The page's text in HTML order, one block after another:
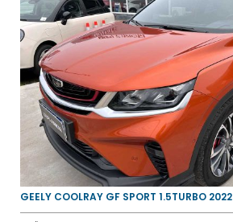
GEELY COOLRAY GF SPORT 1.5TURBO 2022